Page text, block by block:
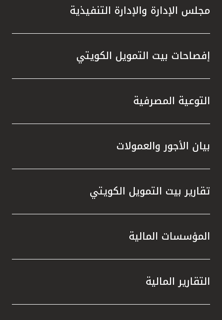
مجلس الإدارة والإدارة التنفيذية
إفصاحات بيت التمويل الكويتي
التوعية المصرفية
بيان الأجور والعمولات
تقارير بيت التمويل الكويتي
المؤسسات المالية
التقارير المالية